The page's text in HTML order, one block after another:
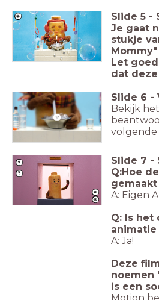
Slide 5 -
Je gaat
stukje
Mommy"
Let
dat
Slide 6 -
Bekijk
volgende
Slide 7 -
Q:Hoe
gemaakt
A: Eigen
Q: Is het
animatie
A: Ja!
Deze
noemen
is een
Motion